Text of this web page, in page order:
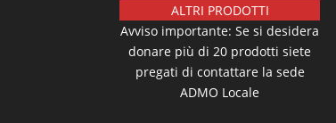
ALTRI PRODOTTI
Avviso importante: Se si desidera
donare più di 20 prodotti siete
pregati di contattare la sede
ADMO Locale